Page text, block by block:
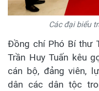
Các đại biểu
Đồng chí Phó Bí thư
Trần Huy Tuấn kêu
cán bộ, đảng viên,
dân các dân tộc